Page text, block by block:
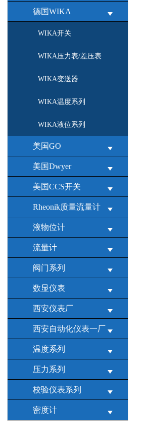
德国WIKA
WIKA开关
WIKA压力表/差压表
WIKA变送器
WIKA温度系列
WIKA液位系列
美国GO
美国Dwyer
美国CCS开关
Rheonik质量流量计
液物位计
流量计
阀门系列
数显仪表
西安仪表厂
西安自动化仪表一厂
温度系列
压力系列
校验仪表系列
密度计